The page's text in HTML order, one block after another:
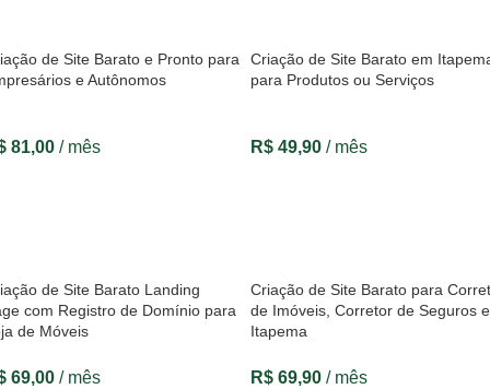
de Site Barato e Pronto para
e Autônomos
81,00 / mês
Criação de Site Barato em
para Produtos ou Serviços
R$ 49,90 / mês
de Site Barato Landing
com Registro de Domínio para
de Móveis
69,00 / mês
Criação de Site Barato para
de Imóveis, Corretor de Seguros
Itapema
R$ 69,90 / mês